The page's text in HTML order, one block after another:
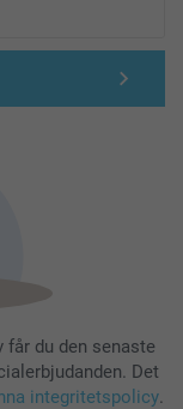
får du den senaste
Det
integritetspolicy.